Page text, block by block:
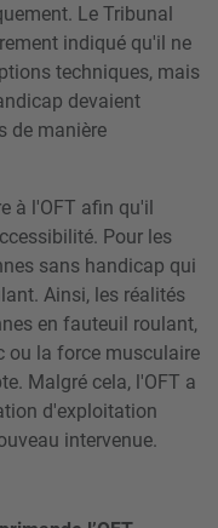
Le Tribunal
indiqué qu'il ne
techniques, mais
devaient
de manière
à l'OFT afin qu'il
Pour les
sans handicap qui
Ainsi, les réalités
en fauteuil roulant,
ou la force musculaire
Malgré cela, l'OFT a
d'exploitation
intervenue.